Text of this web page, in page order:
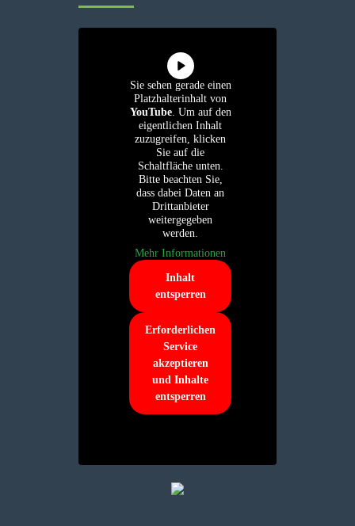
Sie sehen gerade einen
Platzhalterinhalt von
YouTube. Um auf den
eigentlichen Inhalt
zuzugreifen, klicken
Sie auf die
Schaltfläche unten.
Bitte beachten Sie,
dass dabei Daten an
Drittanbieter
weitergegeben
werden.
Mehr Informationen
Inhalt
entsperren
Erforderlichen
Service
akzeptieren
und Inhalte
entsperren